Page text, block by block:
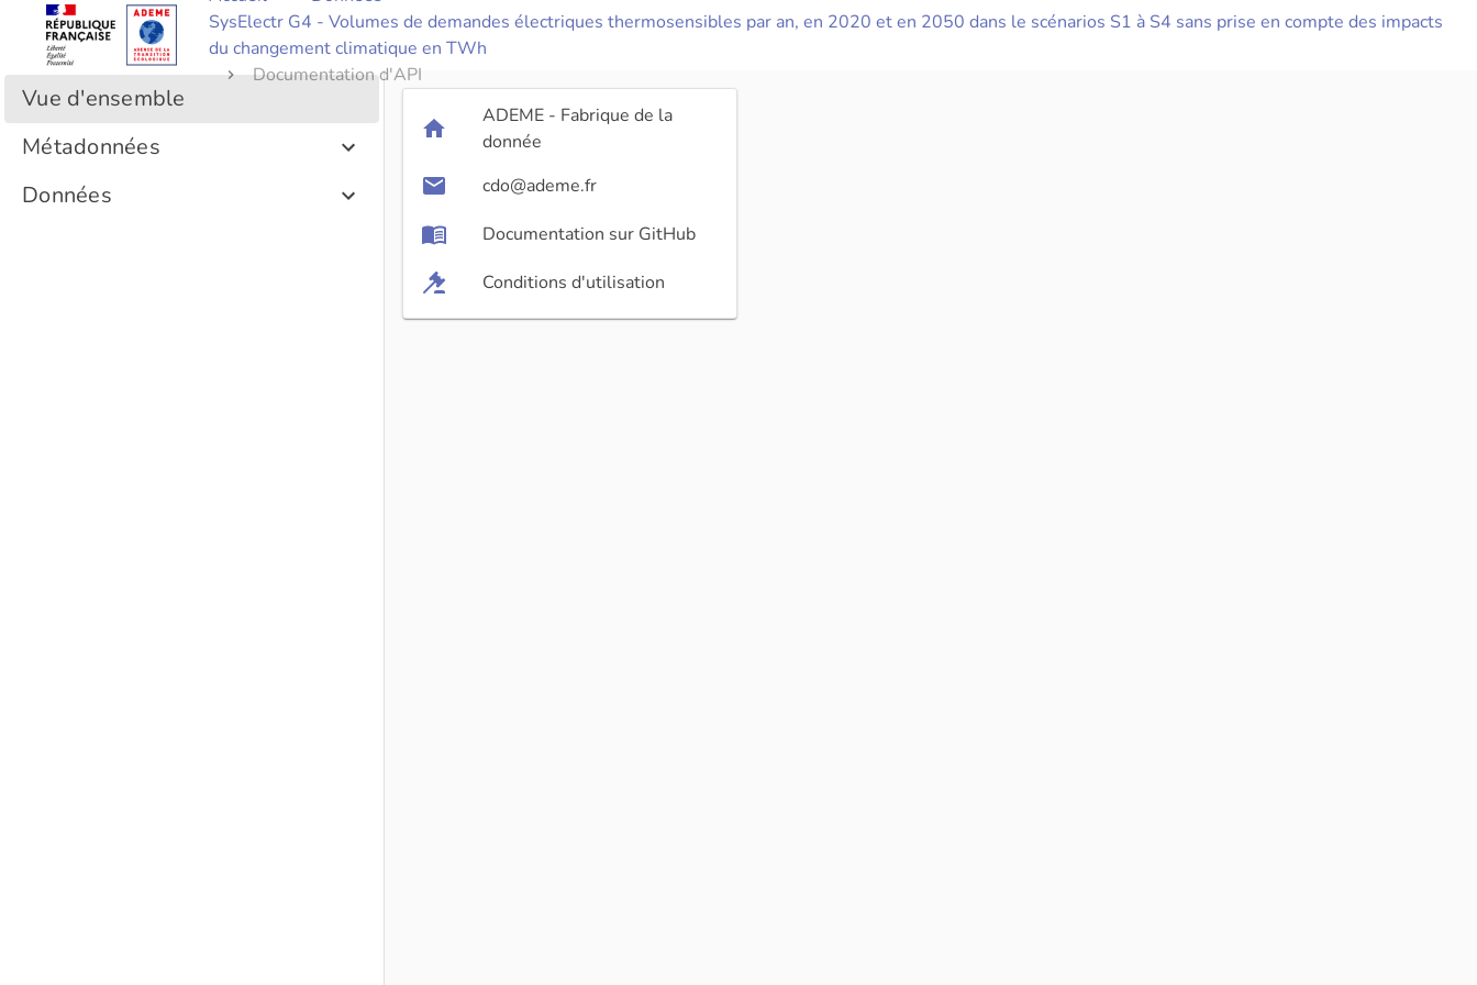
SysElectr G4 - Volumes de demandes électriques thermosensibles par an, en 2020 et en 2050 dans le scénarios S1 à S4 sans prise en compte des impacts
du changement climatique en TWh
Documentation d'API